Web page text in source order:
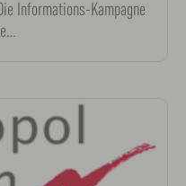
Informations-Kampagne